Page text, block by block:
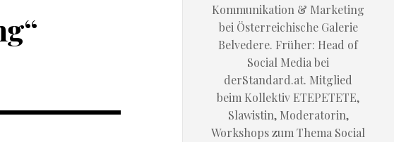
Kommunikation & Marketing
bei Österreichische Galerie
Belvedere. Früher: Head of
Social Media bei
derStandard.at. Mitglied
beim Kollektiv ETEPETETE,
Slawistin, Moderatorin,
Workshops zum Thema Social